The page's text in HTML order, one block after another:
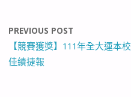
PREVIOUS POST
【競賽獲獎】111年全大運本校
佳績捷報